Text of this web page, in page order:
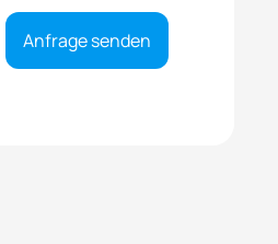
Anfrage senden